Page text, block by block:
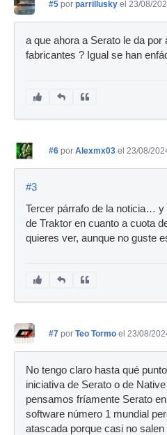
#5 por parrillusky el 23/08/
a que ahora a Serato le da por
fabricantes ? Igual se han
#6 por Alexmx03 el 23/08/
#3
Tercer párrafo de la noticia…
de Traktor en cuanto a cuota
quieres ver, aunque no guste
#7 por Teo Tormo el 23/08/
No tengo claro hasta qué
iniciativa de Serato o de
pensamos fríamente Serato
software número 1 mundial
atascada porque casi no